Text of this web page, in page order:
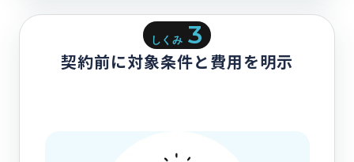
しくみ 3
契約前に対象条件と費用を明示